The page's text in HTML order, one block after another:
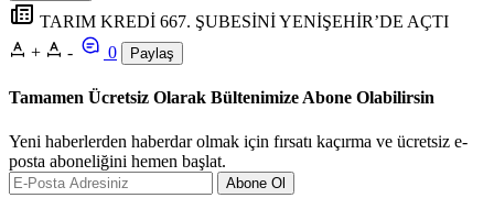
TARIM KREDİ 667. ŞUBESİNİ YENİŞEHİR’DE AÇTI
+
- 0 Paylaş
Tamamen Ücretsiz Olarak Bültenimize Abone Olabilirsin
Yeni haberlerden haberdar olmak için fırsatı kaçırma ve ücretsiz e-
posta aboneliğini hemen başlat.
Abone Ol